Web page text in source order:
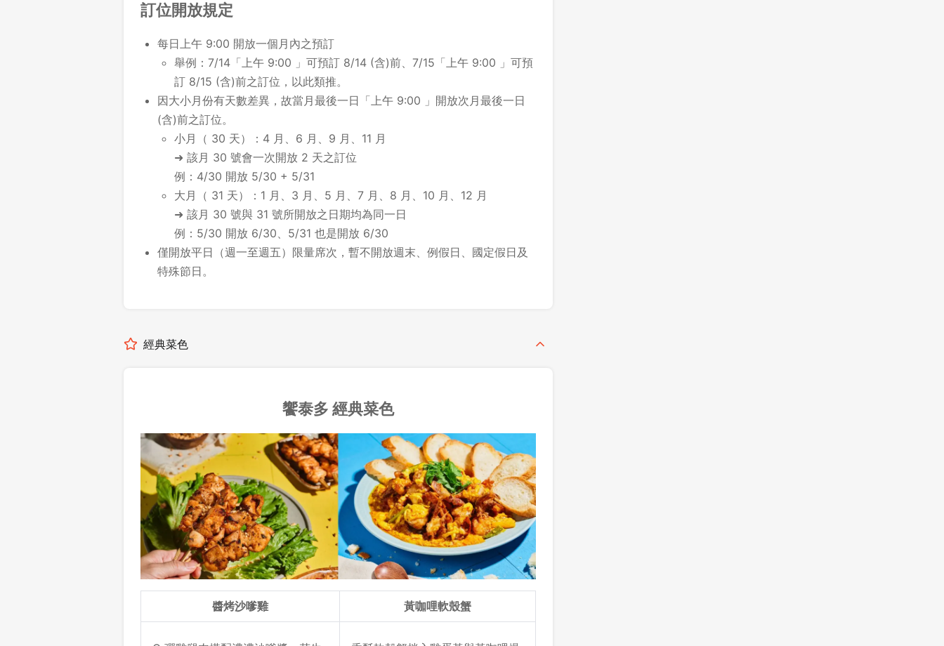
訂位開放規定
每日上午 9:00 開放一個月內之預訂
舉例：7/14「上午 9:00 」可預訂 8/14 (含)前、7/15「上午 9:00 」可預
訂 8/15 (含)前之訂位，以此類推。
因大小月份有天數差異，故當月最後一日「上午 9:00 」開放次月最後一日
(含)前之訂位。
小月（ 30 天）：4 月、6 月、9 月、11 月
➜ 該月 30 號會一次開放 2 天之訂位
例：4/30 開放 5/30 + 5/31
大月（ 31 天）：1 月、3 月、5 月、7 月、8 月、10 月、12 月
➜ 該月 30 號與 31 號所開放之日期均為同一日
例：5/30 開放 6/30、5/31 也是開放 6/30
僅開放平日（週一至週五）限量席次，暫不開放週末、例假日、國定假日及
特殊節日。
經典菜色
饗泰多 經典菜色
醬烤沙嗲雞 黃咖哩軟殼蟹
確定要登出嗎？